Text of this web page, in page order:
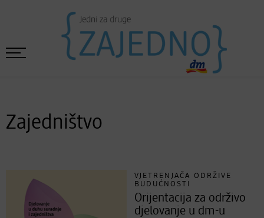
Zajedništvo
VJETRENJAČA ODRŽIVE
BUDUĆNOSTI
Orijentacija za održivo
djelovanje u dm-u